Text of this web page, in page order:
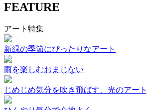
FEATURE
アート特集
新緑の季節にぴったりなアート
雨を楽しむおまじない
じめじめ気分を吹き飛ばす、光のアート